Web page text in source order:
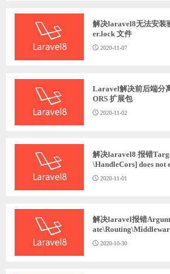
解决laravel8无法安装
er.lock 文件
2020-11-07
Laravel解决前后端分
ORS 扩展包
2020-11-02
解决laravel8 报错
\HandleCors] does not
2020-11-01
解决laravel报错
dHeaders() must be ......
2020-10-30